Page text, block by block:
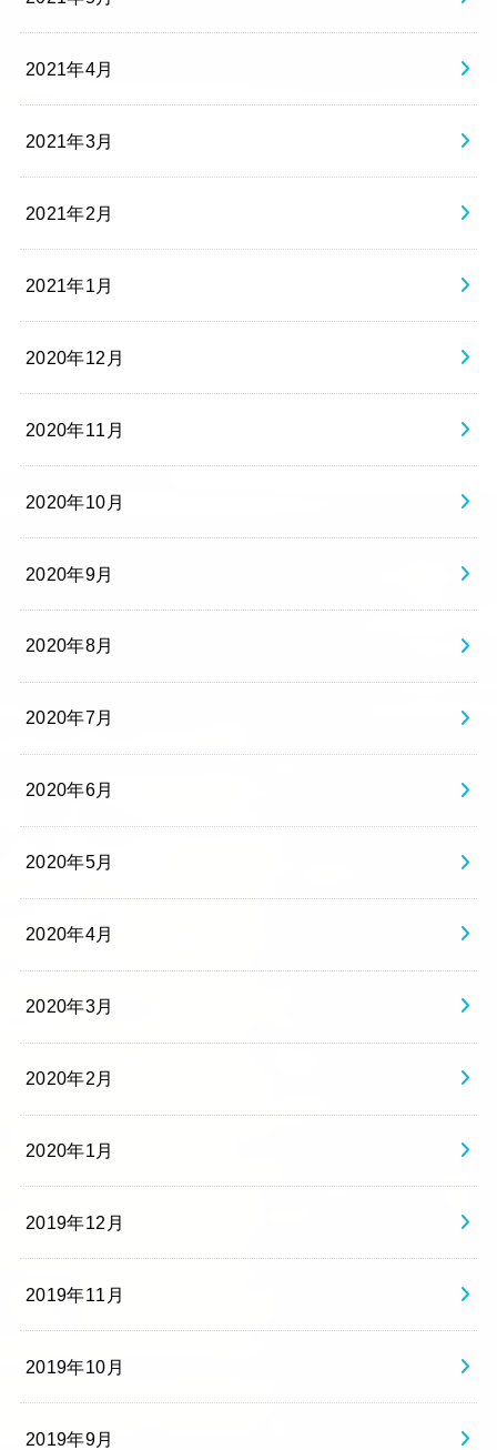
2021年4月
2021年3月
2021年2月
2021年1月
2020年12月
2020年11月
2020年10月
2020年9月
2020年8月
2020年7月
2020年6月
2020年5月
2020年4月
2020年3月
2020年2月
2020年1月
2019年12月
2019年11月
2019年10月
2019年9月